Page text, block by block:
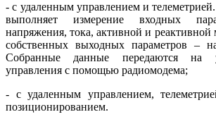
- с удаленным управлением и
выполняет измерение входных
напряжения, то­ка, активной и
собственных выходных параметров –
Собранные данные передаются на
управления с помощью радиомодема;
- с удаленным управлением,
позиционированием.